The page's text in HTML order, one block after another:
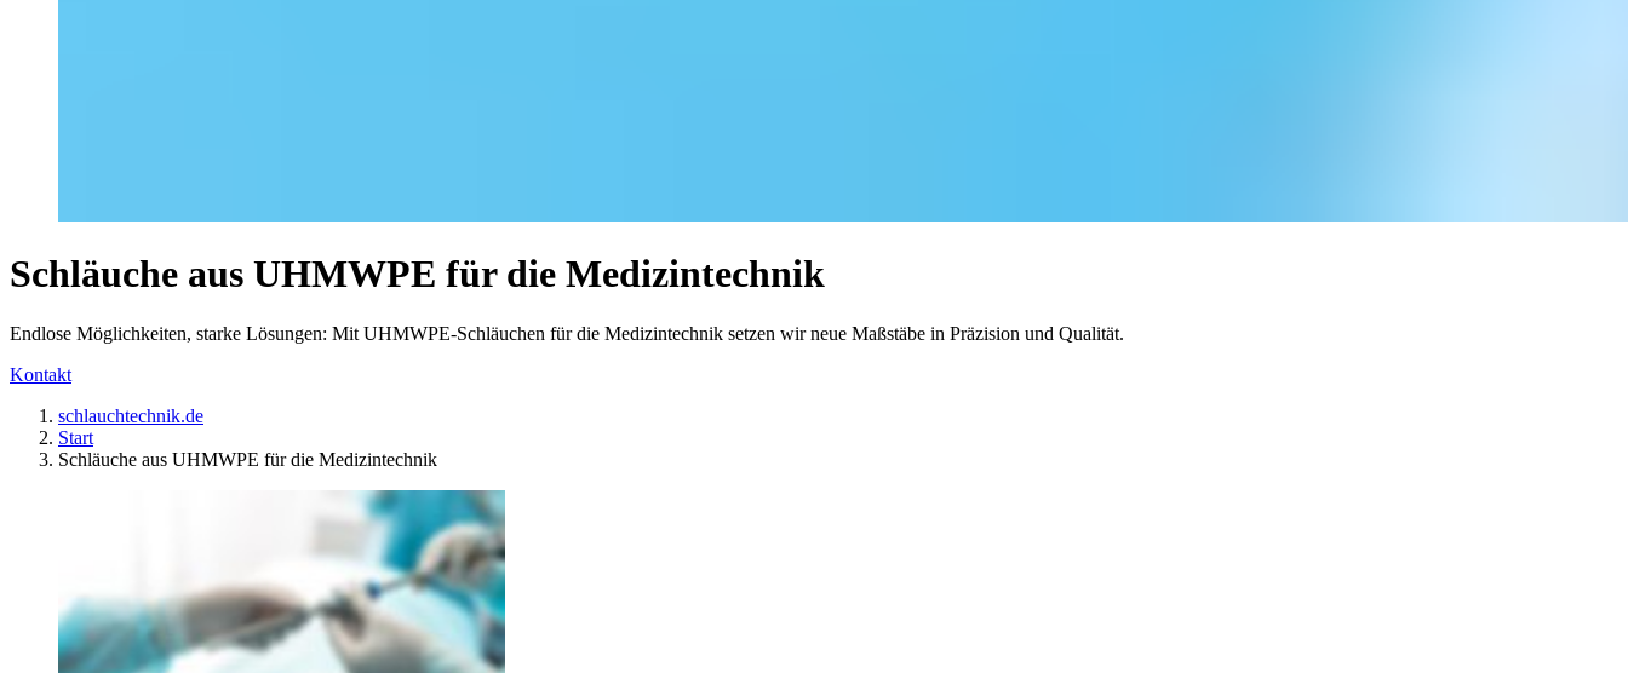
Schläuche aus UHMWPE für die Medizintechnik
Endlose Möglichkeiten, starke Lösungen: Mit UHMWPE-Schläuchen für die Medizintechnik setzen wir neue Maßstäbe in Präzision und Qualität.
Kontakt
schlauchtechnik.de
Start
Schläuche aus UHMWPE für die Medizintechnik